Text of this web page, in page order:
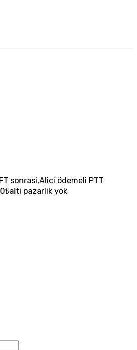
sonrasi,Alici ödemeli PTT
pazarlik yok